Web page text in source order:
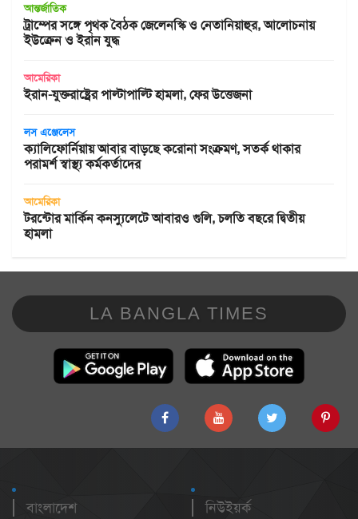
আন্তর্জাতিক
ট্রাম্পের সঙ্গে পৃথক বৈঠক জেলেনস্কি ও নেতানিয়াহুর, আলোচনায়
ইউক্রেন ও ইরান যুদ্ধ
আমেরিকা
ইরান-যুক্তরাষ্ট্রের পাল্টাপাল্টি হামলা, ফের উত্তেজনা
লস এঞ্জেলেস
ক্যালিফোর্নিয়ায় আবার বাড়ছে করোনা সংক্রমণ, সতর্ক থাকার
পরামর্শ স্বাস্থ্য কর্মকর্তাদের
আমেরিকা
টরন্টোর মার্কিন কনস্যুলেটে আবারও গুলি, চলতি বছরে দ্বিতীয়
হামলা
LA BANGLA TIMES
বাংলাদেশ
নিউইয়র্ক